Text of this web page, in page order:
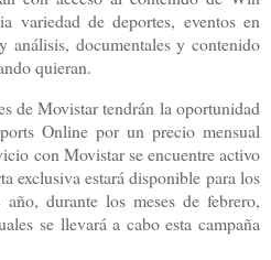
variedad de deportes, eventos en
análisis, documentales y contenido
quieran.
de Movistar tendrán la oportunidad
Online por un precio mensual
con Movistar se encuentre activo
exclusiva estará disponible para los
durante los meses de febrero,
se llevará a cabo esta campaña